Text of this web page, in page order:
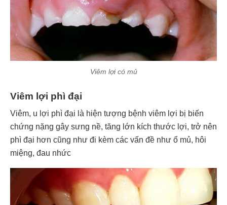
Viêm lợi có mủ
Viêm lợi phì đại
Viêm, u lợi phì đại là hiện tượng bệnh viêm lợi bị biến
chứng nặng gây sưng nề, tăng lớn kích thước lợi, trở nên
phì đại hơn cũng như đi kèm các vấn đề như ổ mủ, hôi
miệng, đau nhức